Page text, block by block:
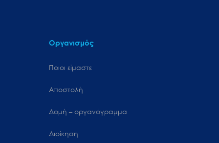
Οργανισμός
Ποιοι είμαστε
Αποστολή
Δομή – οργανόγραμμα
Διοίκηση